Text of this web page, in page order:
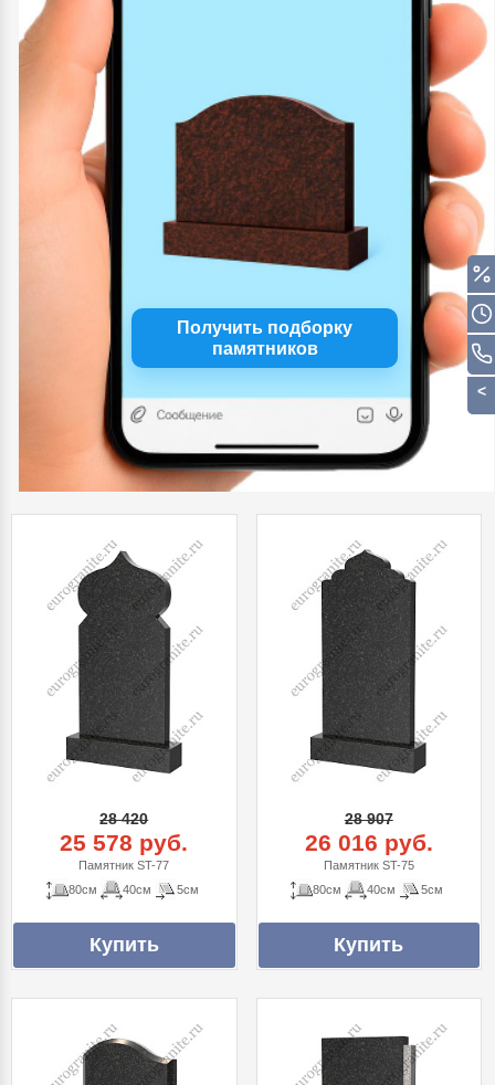
Получить подборку
памятников
28 420
25 578 руб.
Памятник ST-77
80см
40см 5см
28 907
26 016 руб.
Памятник ST-75
80см
40см 5см